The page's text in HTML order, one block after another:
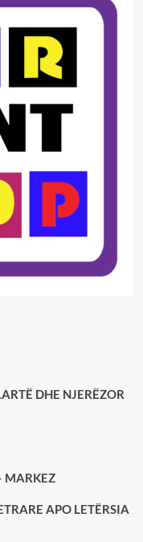
DHE NJERËZOR
MARKEZ
APO LETËRSIA